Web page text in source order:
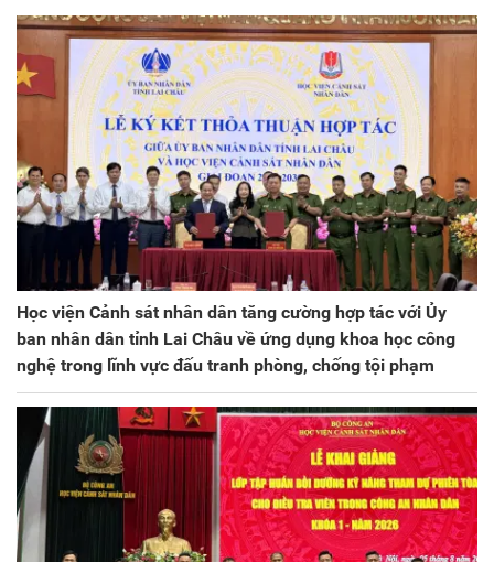
Học viện Cảnh sát nhân dân tăng cường hợp tác với Ủy
ban nhân dân tỉnh Lai Châu về ứng dụng khoa học công
nghệ trong lĩnh vực đấu tranh phòng, chống tội phạm